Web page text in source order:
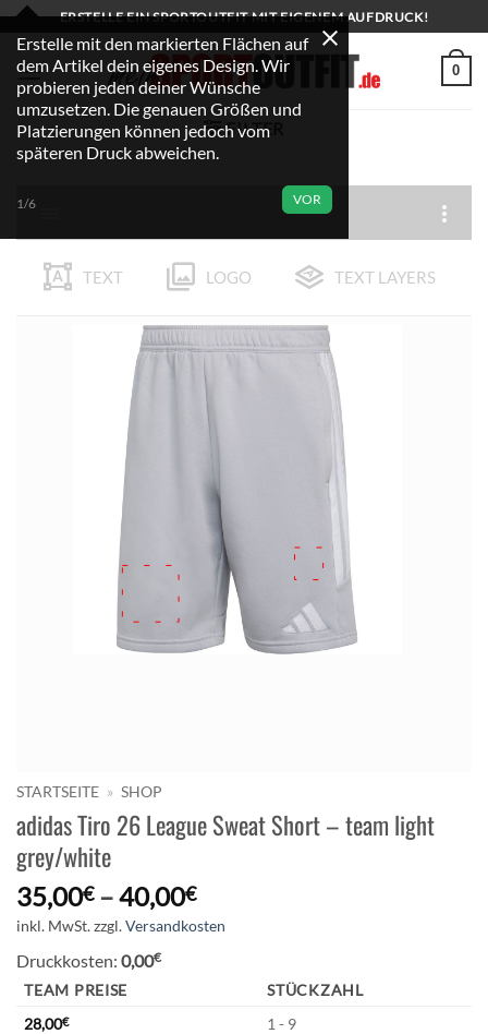
Zum
Inhalt
springen
ERSTELLE EIN SPORTOUTFIT MIT EIGENEM AUFDRUCK!
0
FILTER
TEXT LOGO TEXT LAYERS
STARTSEITE » SHOP
adidas Tiro 26 League Sweat Short – team light
grey/white
35,00€–40,00€
inkl. MwSt.zzgl.Versandkosten
Druckkosten: 0,00€
TEAM PREISE
STÜCKZAHL
28,00€
1 - 9
Erstelle mit den markierten Flächen auf
dem Artikel dein eigenes Design. Wir
probieren jeden deiner Wünsche
umzusetzen. Die genauen Größen und
Platzierungen können jedoch vom
späteren Druck abweichen.
VOR
1/6